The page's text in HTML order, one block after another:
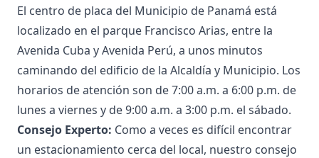
El centro de placa del Municipio de Panamá está
localizado en el parque Francisco Arias, entre la
Avenida Cuba y Avenida Perú, a unos minutos
caminando del edificio de la Alcaldía y Municipio. Los
horarios de atención son de 7:00 a.m. a 6:00 p.m. de
lunes a viernes y de 9:00 a.m. a 3:00 p.m. el sábado.
Consejo Experto: Como a veces es difícil encontrar
un estacionamiento cerca del local, nuestro consejo